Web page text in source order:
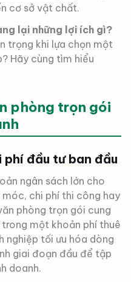
cơ sở vật chất.
lại những lợi ích gì?
trọng khi lựa chọn một
Hãy cùng tìm hiểu
phòng trọn gói
phí đầu tư ban đầu
ngân sách lớn cho
chi phí thi công hay
phòng trọn gói cung
một khoản phí thuê
nghiệp tối ưu hóa dòng
giai đoạn đầu để tập
doanh.